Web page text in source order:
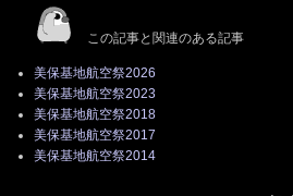
この記事と関連のある記事
美保基地航空祭2026
美保基地航空祭2023
美保基地航空祭2018
美保基地航空祭2017
美保基地航空祭2014